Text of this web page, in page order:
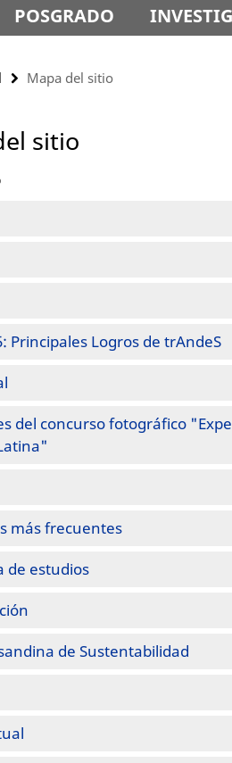
POSGRADO
Mapa del sitio
sitio
Principales Logros de trAndeS
del concurso fotográfico
más frecuentes
de estudios
de Sustentabilidad